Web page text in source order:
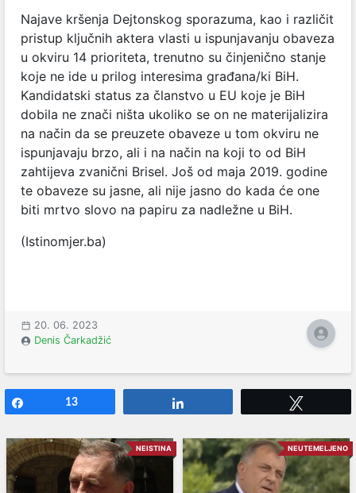
Najave kršenja Dejtonskog sporazuma, kao i različit
pristup ključnih aktera vlasti u ispunjavanju obaveza
u okviru 14 prioriteta, trenutno su činjenično stanje
koje ne ide u prilog interesima građana/ki BiH.
Kandidatski status za članstvo u EU koje je BiH
dobila ne znači ništa ukoliko se on ne materijalizira
na način da se preuzete obaveze u tom okviru ne
ispunjavaju brzo, ali i na način na koji to od BiH
zahtijeva zvanični Brisel. Još od maja 2019. godine
te obaveze su jasne, ali nije jasno do kada će one
biti mrtvo slovo na papiru za nadležne u BiH.
(Istinomjer.ba)
20. 06. 2023
Denis Čarkadžić
13
NEISTINA NEUTEMELJENO